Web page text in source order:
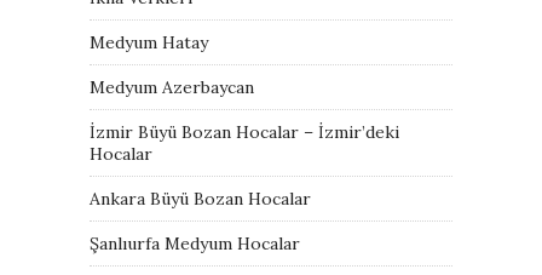
Medyum Hatay
Medyum Azerbaycan
İzmir Büyü Bozan Hocalar – İzmir’deki
Hocalar
Ankara Büyü Bozan Hocalar
Şanlıurfa Medyum Hocalar